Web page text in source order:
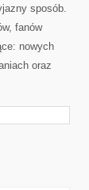
sposób.
fanów
nowych
oraz